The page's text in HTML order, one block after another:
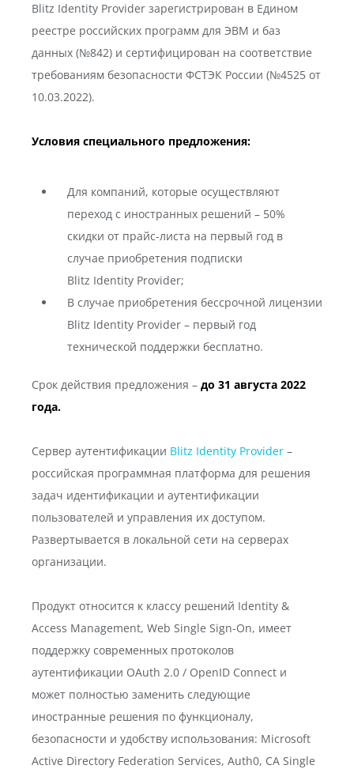
Blitz Identity Provider зарегистрирован в Едином
реестре российских программ для ЭВМ и баз
данных (№842) и сертифицирован на соответствие
требованиям безопасности ФСТЭК России (№4525 от
10.03.2022).
Условия специального предложения:
Для компаний, которые осуществляют
переход с иностранных решений – 50%
скидки от прайс-листа на первый год в
случае приобретения подписки
Blitz Identity Provider;
В случае приобретения бессрочной лицензии
Blitz Identity Provider – первый год
технической поддержки бесплатно.
Срок действия предложения – до 31 августа 2022
года.
Сервер аутентификации Blitz Identity Provider –
российская программная платформа для решения
задач идентификации и аутентификации
пользователей и управления их доступом.
Развертывается в локальной сети на серверах
организации.
Продукт относится к классу решений Identity &
Access Management, Web Single Sign-On, имеет
поддержку современных протоколов
аутентификации OAuth 2.0 / OpenID Connect и
может полностью заменить следующие
иностранные решения по функционалу,
безопасности и удобству использования: Microsoft
Active Directory Federation Services, Auth0, CA Single